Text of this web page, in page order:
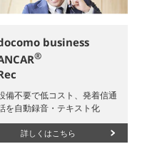
business
®
備不要で低コスト、発着信通
を自動録音・テキスト化
詳しくはこちら